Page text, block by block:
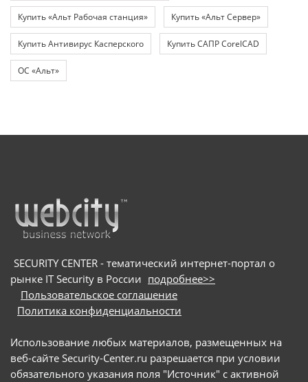
Купить «Альт Рабочая станция» Купить «Альт Сервер»
Купить Антивирус Касперского Купить САПР CorelCAD
ОС «Альт»
SECURITY CENTER - тематический интернет-портал о
рынке IT Security в России подробнее>>
Пользовательское соглашение
Политика конфиденциальности
Использование любых материалов, размещенных на
веб-сайте Security-Center.ru разрешается при условии
обязательного указания поля "Источник" с активной